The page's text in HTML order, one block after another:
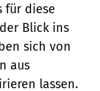
für diese
Blick ins
sich von
aus
lassen.